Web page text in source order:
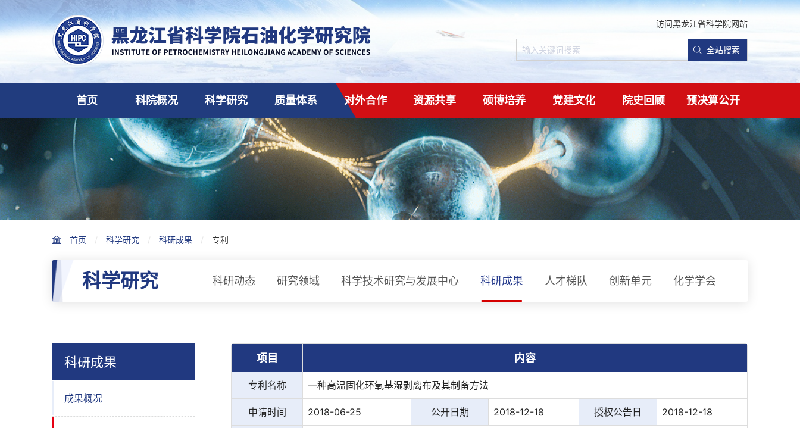
访问黑龙江省科学院网站
全站搜索
首页 科院概况 科学研究 质量体系 对外合作 资源共享 硕博培养 党建文化 院史回顾 预决算公开
首页 科学研究 科研成果 专利
科学研究 科研动态 研究领域 科学技术研究与发展中心 科研成果 人才梯队 创新单元 化学学会
科研成果
成果概况
项目 内容
专利名称 一种高温固化环氧基湿剥离布及其制备方法
申请时间 2018-06-25 公开日期 2018-12-18 授权公告日 2018-12-18